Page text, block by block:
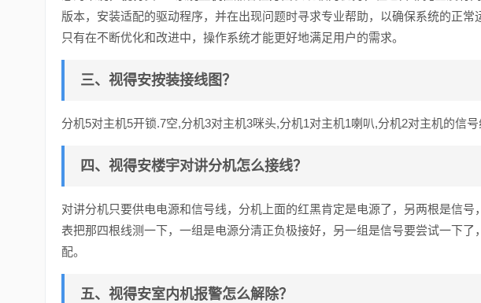
版本，安装适配的驱动程序，并在出现问题时寻求专业帮助，以确保系统的正常
只有在不断优化和改进中，操作系统才能更好地满足用户的需求。
三、视得安按装接线图？
分机5对主机5开锁.7空,分机3对主机3咪头,分机1对主机1喇叭,分机2对主机的信
四、视得安楼宇对讲分机怎么接线？
对讲分机只要供电电源和信号线，分机上面的红黑肯定是电源了，另两根是信
表把那四根线测一下，一组是电源分清正负极接好，另一组是信号要尝试一下
配。
五、视得安室内机报警怎么解除？